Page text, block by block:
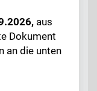
aus
Dokument
an die unten